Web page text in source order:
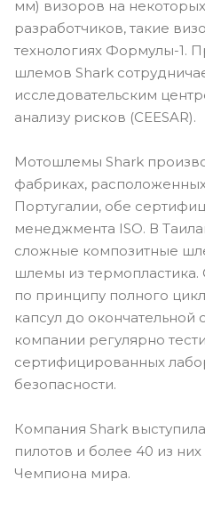
мм) визоров на
разработчиков, такие
технологиях Формулы-1.
шлемов Shark
исследовательским
анализу рисков (CEESAR).
Мотошлемы Shark
фабриках,
Португалии, обе
менеджмента ISO. В
сложные композитные
шлемы из
по принципу полного
капсул до
компании регулярно
сертифицированных
безопасности.
Компания Shark
пилотов и более 40 из
Чемпиона мира.